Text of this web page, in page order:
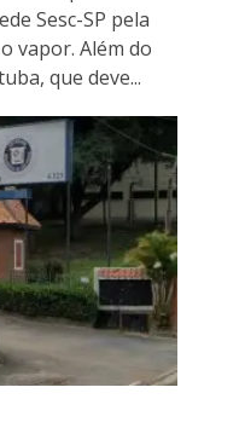
Sesc-SP pela
vapor. Além do
que deve...